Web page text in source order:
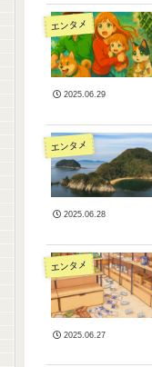
エンタメ
2025.06.29
エンタメ
2025.06.28
エンタメ
2025.06.27